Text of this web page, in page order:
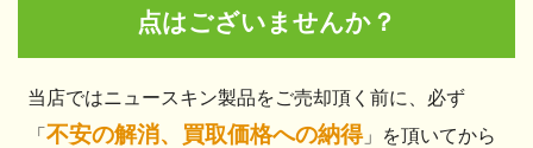
点はございませんか？
当店ではニュースキン製品をご売却頂く前に、必ず
「不安の解消、買取価格への納得」を頂いてから